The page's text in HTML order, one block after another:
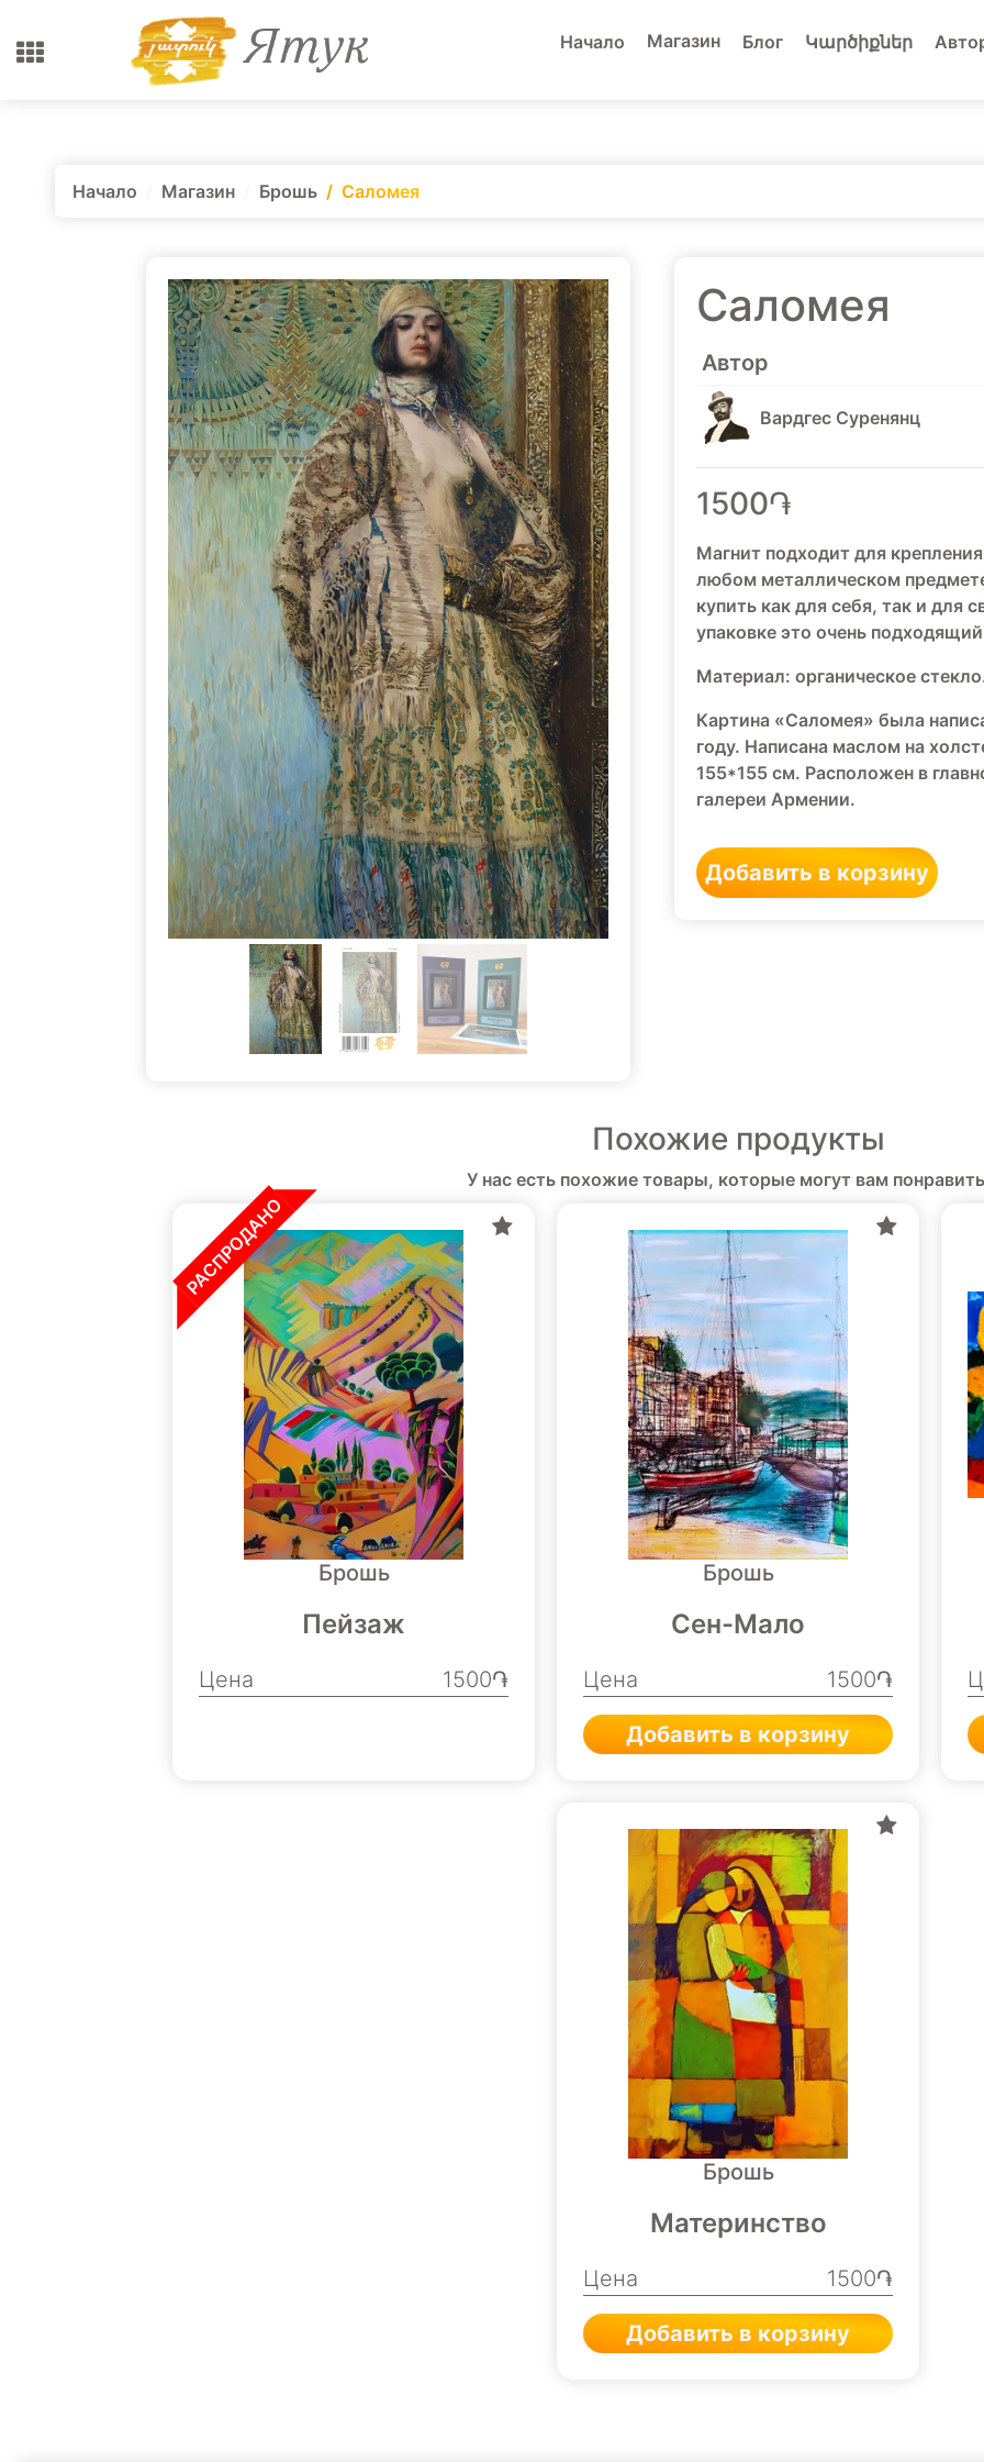
Начало Магазин Блог Կարծիքներ
Начало Магазин Брошь Саломея
Саломея
Автор
Вардгес Суренянц
1500֏
Магнит подходит для
любом металлическом
купить как для себя, так и для
упаковке это очень
Материал: органическое
Картина «Саломея» была
году. Написана маслом на
155*155 см. Расположен в
галереи Армении.
Добавить в корзину
Похожие продукты
У нас есть похожие товары, которые могут вам
РАСПРОДАНО
Брошь
Пейзаж
Цена 1500֏
Брошь
Сен-Мало
Цена 1500֏
Добавить в корзину
Брошь
Материнство
Цена 1500֏
Добавить в корзину